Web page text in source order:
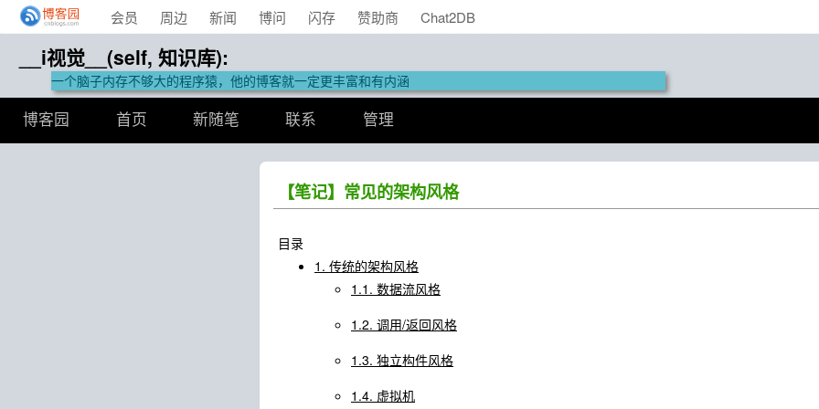
会员 周边 新闻 博问 闪存 赞助商 Chat2DB
__i视觉__(self, 知识库):
一个脑子内存不够大的程序猿，他的博客就一定更丰富和有内涵
博客园 首页 新随笔 联系 管理
【笔记】常见的架构风格
目录
1. 传统的架构风格
1.1. 数据流风格
1.2. 调用/返回风格
1.3. 独立构件风格
1.4. 虚拟机